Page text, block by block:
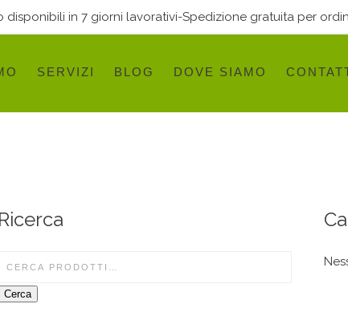
SERVIZI BLOG DOVE SIAMO
Ricerca
Cerca
in 7 giorni lavorativi-Spedizione gratuita per